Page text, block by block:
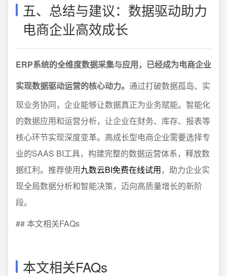
五、总结与建议：数据驱动助力
电商企业高效成长
ERP系统的全维度数据采集与应用，已经成为电商企业
实现数据驱动运营的核心动力。 通过打破数据孤岛、实
现业务协同，企业能够让数据真正为业务赋能。智能化
的数据应用和运营分析，让企业在财务、库存、报表等
核心环节实现深度变革。高成长型电商企业需要选择专
业的SAAS BI工具，构建完整的数据运营体系，释放数
据红利。推荐使用九数云BI免费在线试用，助力企业实
现全局数据分析和智能决策，迈向高质量增长的新阶
段。
## 本文相关FAQs
本文相关FAQs